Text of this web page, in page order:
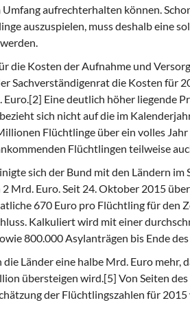
aufrechterhalten können.
auszuspielen, muss deshalb eine
die Kosten der Aufnahme und
Sachverständigenrat die Kosten für
Euro.[2] Eine deutlich höher liegende
sich nicht auf die im
Flüchtlinge über ein volles
Flüchtlingen teilweise
sich der Bund mit den Ländern
Mrd. Euro. Seit 24. Oktober 2015
670 Euro pro Flüchtling für den
Kalkuliert wird mit einer
800.000 Asylanträgen bis Ende des
Länder eine halbe Mrd. Euro mehr,
übersteigen wird.[5] Von Seiten
der Flüchtlingszahlen für